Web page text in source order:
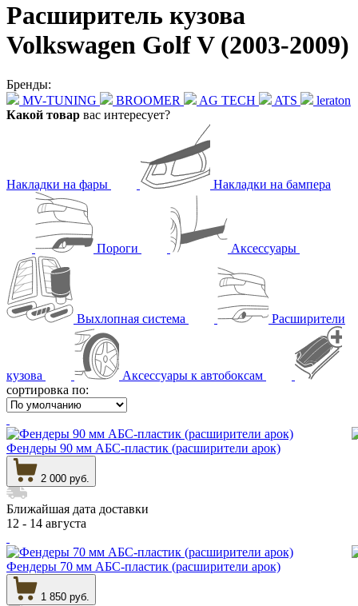
Расширитель кузова
Volkswagen Golf V (2003-2009)
Бренды:
MV-TUNING
BROOMER AG TECH ATS
leraton
Какой товар вас интересует?
Накладки на фары Накладки на бампера
Пороги Аксессуары
Выхлопная система Расширители
кузова
Аксессуары к автобоксам
сортировка по:
Фендеры 90 мм АБС-пластик (расширители арок)
2 000 руб.
Ближайшая дата доставки
12 - 14 августа
Фендеры 70 мм АБС-пластик (расширители арок)
1 850 руб.